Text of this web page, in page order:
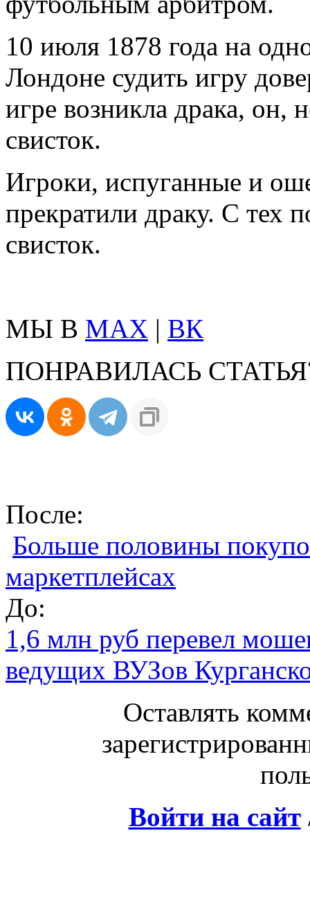
10 июля 1878 года на
Лондоне судить игру
игре возникла драка, он,
свисток.
Игроки, испуганные и
прекратили драку. С тех
свисток.
МЫ В MAX | ВК
ПОНРАВИЛАСЬ
После:
Больше половины
маркетплейсах
До:
1,6 млн руб перевел
ведущих ВУЗов
Оставлять
Войти на сайт